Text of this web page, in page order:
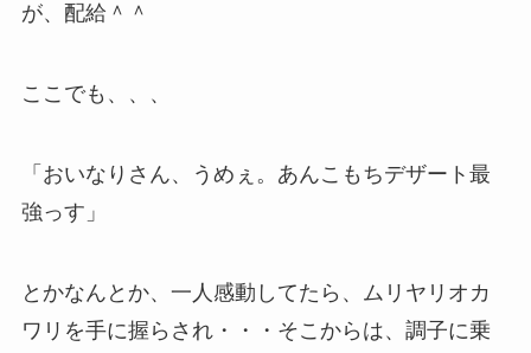
が、配給＾＾
ここでも、、、
「おいなりさん、うめぇ。あんこもちデザート最
強っす」
とかなんとか、一人感動してたら、ムリヤリオカ
ワリを手に握らされ・・・そこからは、調子に乗